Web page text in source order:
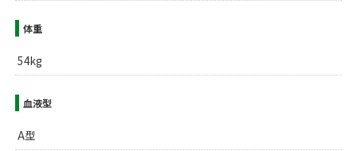
体重
54kg
血液型
A型